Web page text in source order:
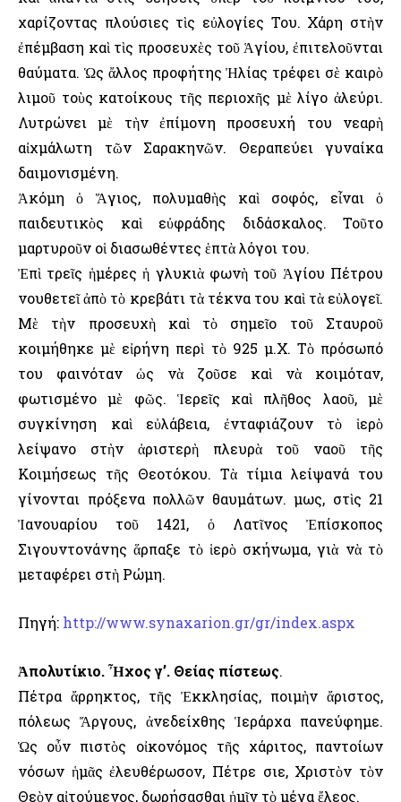
χαρίζοντας πλούσιες τὶς εὐλογίες Του. Χάρη στὴν
ἐπέμβαση καὶ τὶς προσευχὲς τοῦ Ἁγίου, ἐπιτελοῦνται
θαύματα. Ὡς ἄλλος προφήτης Ἠλίας τρέφει σὲ καιρὸ
λιμοῦ τοὺς κατοίκους τῆς περιοχῆς μὲ λίγο ἀλεύρι.
Λυτρώνει μὲ τὴν ἐπίμονη προσευχή του νεαρὴ
αἰχμάλωτη τῶν Σαρακηνῶν. Θεραπεύει γυναίκα
δαιμονισμένη.
Ἀκόμη ὁ Ἅγιος, πολυμαθὴς καὶ σοφός, εἶναι ὁ
παιδευτικὸς καὶ εὐφράδης διδάσκαλος. Τοῦτο
μαρτυροῦν οἱ διασωθέντες ἑπτὰ λόγοι του.
Ἐπὶ τρεῖς ἡμέρες ἡ γλυκιὰ φωνὴ τοῦ Ἁγίου Πέτρου
νουθετεῖ ἀπὸ τὸ κρεβάτι τὰ τέκνα του καὶ τὰ εὐλογεῖ.
Μὲ τὴν προσευχὴ καὶ τὸ σημεῖο τοῦ Σταυροῦ
κοιμήθηκε μὲ εἰρήνη περὶ τὸ 925 μ.Χ. Τὸ πρόσωπό
του φαινόταν ὡς νὰ ζοῦσε καὶ νὰ κοιμόταν,
φωτισμένο μὲ φῶς. Ἱερεῖς καὶ πλῆθος λαοῦ, μὲ
συγκίνηση καὶ εὐλάβεια, ἐνταφιάζουν τὸ ἱερὸ
λείψανο στὴν ἀριστερὴ πλευρὰ τοῦ ναοῦ τῆς
Κοιμήσεως τῆς Θεοτόκου. Τὰ τίμια λείψανά του
γίνονται πρόξενα πολλῶν θαυμάτων. Ὅμως, στὶς 21
Ἰανουαρίου τοῦ 1421, ὁ Λατῖνος Ἐπίσκοπος
Σιγουντονάνης ἅρπαξε τὸ ἱερὸ σκήνωμα, γιὰ νὰ τὸ
μεταφέρει στὴ Ρώμη.
Πηγή: http://www.synaxarion.gr/gr/index.aspx
Ἀπολυτίκιο. Ἦχος γ’. Θείας πίστεως.
Πέτρα ἄρρηκτος, τῆς Ἐκκλησίας, ποιμὴν ἄριστος,
πόλεως Ἄργους, ἀνεδείχθης Ἱεράρχα πανεύφημε.
Ὡς οὖν πιστὸς οἰκονόμος τῆς χάριτος, παντοίων
νόσων ἡμᾶς ἐλευθέρωσον, Πέτρε Ὅσιε, Χριστὸν τὸν
Θεὸν αἰτούμενος, δωρήσασθαι ἡμῖν τὸ μέγα ἔλεος.